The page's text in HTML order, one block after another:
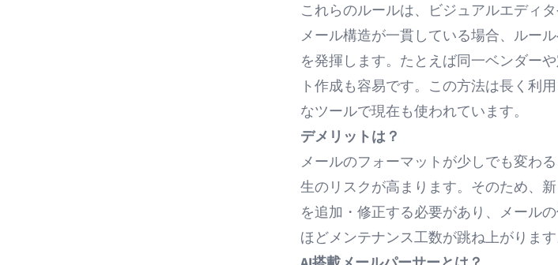
これらのルールは、ビジュアルエディ
メール構造が一貫している場合、ルー
を発揮します。たとえば同一ベンダー
ト作成も容易です。この方法は長く利
なツールで現在も使われています。
デメリットは？
メールのフォーマットが少しでも変わ
生のリスクが高まります。そのため、
を追加・修正する必要があり、メール
ほどメンテナンス工数が跳ね上がります